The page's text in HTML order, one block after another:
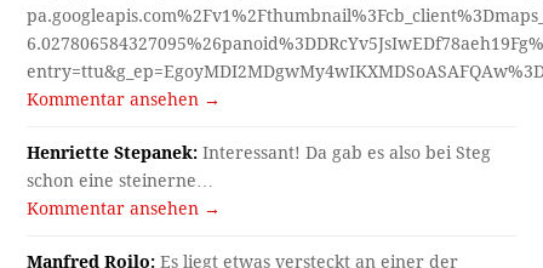
Kommentar ansehen →
Henriette Stepanek: Interessant! Da gab es also bei Steg
schon eine steinerne…
Kommentar ansehen →
Manfred Roilo: Es liegt etwas versteckt an einer der